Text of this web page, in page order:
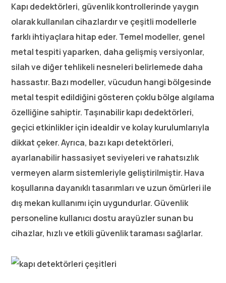
Kapı dedektörleri, güvenlik kontrollerinde yaygın
olarak kullanılan cihazlardır ve çeşitli modellerle
farklı ihtiyaçlara hitap eder. Temel modeller, genel
metal tespiti yaparken, daha gelişmiş versiyonlar,
silah ve diğer tehlikeli nesneleri belirlemede daha
hassastır. Bazı modeller, vücudun hangi bölgesinde
metal tespit edildiğini gösteren çoklu bölge algılama
özelliğine sahiptir. Taşınabilir kapı dedektörleri,
geçici etkinlikler için idealdir ve kolay kurulumlarıyla
dikkat çeker. Ayrıca, bazı kapı detektörleri,
ayarlanabilir hassasiyet seviyeleri ve rahatsızlık
vermeyen alarm sistemleriyle geliştirilmiştir. Hava
koşullarına dayanıklı tasarımları ve uzun ömürleri ile
dış mekan kullanımı için uygundurlar. Güvenlik
personeline kullanıcı dostu arayüzler sunan bu
cihazlar, hızlı ve etkili güvenlik taraması sağlarlar.